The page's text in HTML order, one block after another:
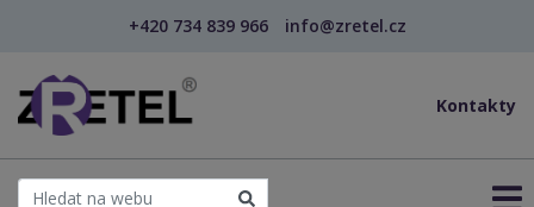
+420 734 839 966 info@zretel.cz
Kontakty